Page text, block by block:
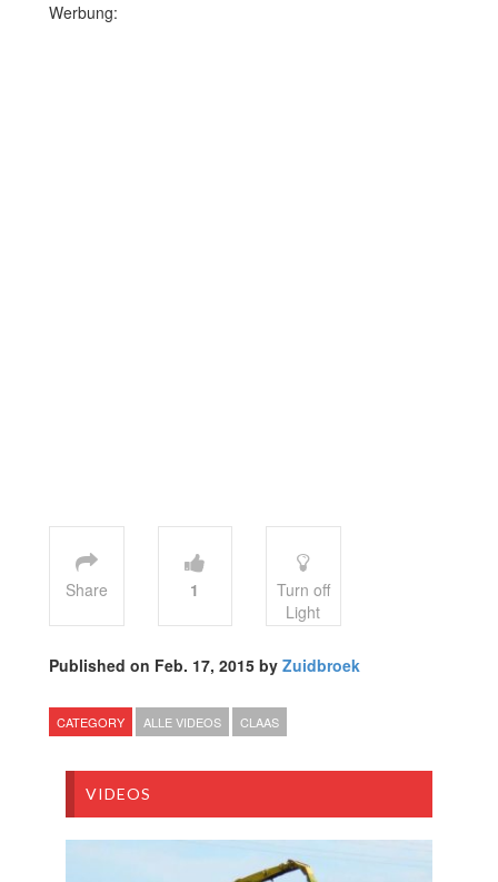
Werbung:
Share 1
Turn off
Light
Published on Feb. 17, 2015 by Zuidbroek
CATEGORY ALLE VIDEOS CLAAS
VIDEOS